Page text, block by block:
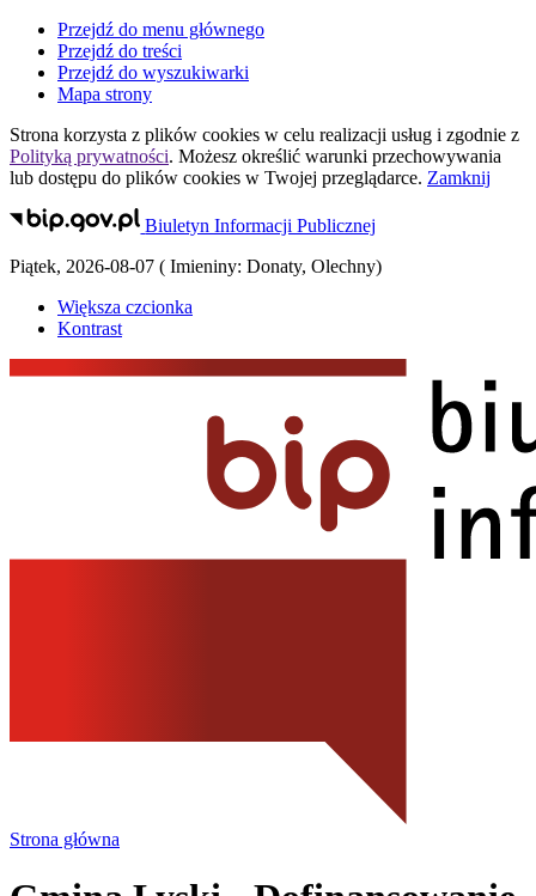
Przejdź do menu głównego
Przejdź do treści
Przejdź do wyszukiwarki
Mapa strony
Strona korzysta z plików cookies w celu realizacji usług i zgodnie z
Polityką prywatności. Możesz określić warunki przechowywania
lub dostępu do plików cookies w Twojej przeglądarce. Zamknij
Biuletyn Informacji Publicznej
Piątek, 2026-08-07 ( Imieniny: Donaty, Olechny)
Większa czcionka
Kontrast
Strona główna